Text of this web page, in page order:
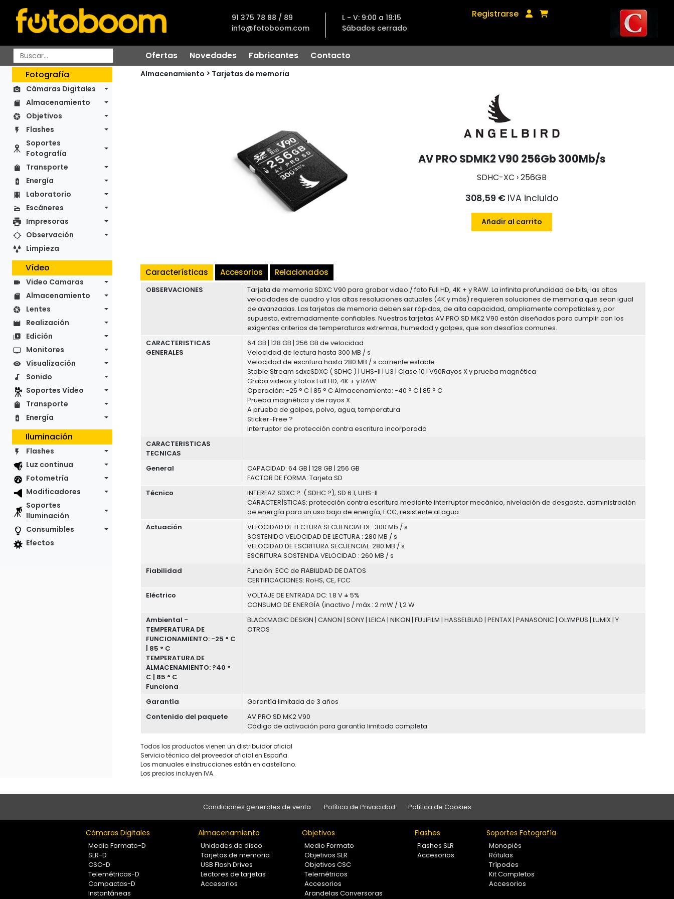
91 375 78 88 / 89
info@fotoboom.com
L - V: 9:00 a 19:15
Sábados cerrado
Registrarse
Ofertas Novedades Fabricantes
Contacto
Fotografía
Cámaras Digitales
Almacenamiento
Objetivos
Flashes
Soportes
Fotografía
Transporte
Energía
Laboratorio
Escáneres
Impresoras
Observación
Limpieza
Vídeo
Video Camaras
Almacenamiento
Lentes
Realización
Edición
Monitores
Visualización
Sonido
Soportes Vídeo
Transporte
Energía
Iluminación
Flashes
Luz continua
Fotometría
Modificadores
Soportes
Iluminación
Consumibles
Efectos
Almacenamiento Tarjetas de memoria
AV PRO SDMK2 V90 256Gb 300Mb/s
SDHC-XC › 256GB
308,59 € IVA incluido
Añadir al carrito
Características Accesorios Relacionados
OBSERVACIONES
Tarjeta de memoria SDXC V90 para grabar video / foto Full HD, 4K + y RAW. La infinita profundidad de bits, las altas
velocidades de cuadro y las altas resoluciones actuales (4K y más) requieren soluciones de memoria que sean igual
de avanzadas. Las tarjetas de memoria deben ser rápidas, de alta capacidad, ampliamente compatibles y, por
supuesto, extremadamente confiables. Nuestras tarjetas AV PRO SD MK2 V90 están diseñadas para cumplir con los
exigentes criterios de temperaturas extremas, humedad y golpes, que son desafíos comunes.
CARACTERISTICAS
GENERALES
64 GB | 128 GB | 256 GB de velocidad
Velocidad de lectura hasta 300 MB / s
Velocidad de escritura hasta 280 MB / s corriente estable
Stable Stream sdxcSDXC ( SDHC ) | UHS-II | U3 | Clase 10 | V90Rayos X y prueba magnética
Graba videos y fotos Full HD, 4K + y RAW
Operación: -25 ° C | 85 ° C Almacenamiento: -40 ° C | 85 ° C
Prueba magnética y de rayos X
A prueba de golpes, polvo, agua, temperatura
Sticker-Free ?
Interruptor de protección contra escritura incorporado
CARACTERISTICAS
TECNICAS
General
CAPACIDAD: 64 GB | 128 GB | 256 GB
FACTOR DE FORMA: Tarjeta SD
Técnico
INTERFAZ SDXC ?: ( SDHC ?), SD 6.1, UHS-II
CARACTERÍSTICAS: protección contra escritura mediante interruptor mecánico, nivelación de desgaste, administración
de energía para un uso bajo de energía, ECC, resistente al agua
Actuación
VELOCIDAD DE LECTURA SECUENCIAL DE :300 Mb / s
SOSTENIDO VELOCIDAD DE LECTURA : 280 MB / s
VELOCIDAD DE ESCRITURA SECUENCIAL: 280 MB / s
ESCRITURA SOSTENIDA VELOCIDAD : 260 MB / s
Fiabilidad
Función: ECC de FIABILIDAD DE DATOS
CERTIFICACIONES: RoHS, CE, FCC
Eléctrico
VOLTAJE DE ENTRADA DC: 1.8 V ± 5%
CONSUMO DE ENERGÍA (inactivo / máx.: 2 mW / 1,2 W
Ambiental -
TEMPERATURA DE
FUNCIONAMIENTO: -25 ° C
| 85 ° C
TEMPERATURA DE
ALMACENAMIENTO: ?40 °
C | 85 ° C
Funciona
BLACKMAGIC DESIGN | CANON | SONY | LEICA | NIKON | FUJIFILM | HASSELBLAD | PENTAX | PANASONIC | OLYMPUS | LUMIX | Y
OTROS
Garantía
Garantía limitada de 3 años
Contenido del paquete
AV PRO SD MK2 V90
Código de activación para garantía limitada completa
Todos los productos vienen un distribuidor oficial
Servicio técnico del proveedor oficial en España.
Los manuales e instrucciones están en castellano.
Los precios incluyen IVA.
Condiciones generales de venta Política de Privacidad Política de Cookies
Cámaras Digitales
Medio Formato-D
SLR-D
CSC-D
Telemétricas-D
Compactas-D
Instantáneas
Almacenamiento
Unidades de disco
Tarjetas de memoria
USB Flash Drives
Lectores de tarjetas
Accesorios
Objetivos
Medio Formato
Objetivos SLR
Objetivos CSC
Telemétricos
Accesorios
Arandelas Conversoras
Flashes
Flashes SLR
Accesorios
Soportes Fotografía
Monopiés
Rótulas
Trípodes
Kit Completos
Accesorios